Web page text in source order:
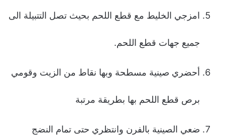
امزجي الخلیط مع قطع اللحم بحیث تصل التتبیلة الى
جمیع جهات قطع اللحم.
أحضري صینیة مسطحة وبها نقاط من الزیت وقومي
برص قطع اللحم بها بطریقة مرتبة
ضعي الصینیة بالفرن وانتظري حتى تمام النضج